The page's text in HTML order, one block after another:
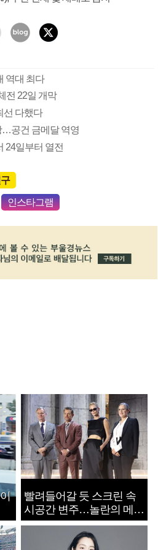
역대 최다
전 22일 개막
선 다했다
…공건 금메달 역영
24일부터 열전
인스타그램
빨려들어갈 듯 스크린 속
시공간 변주…놀란의 메시
지는 ‘전쟁 속죄’